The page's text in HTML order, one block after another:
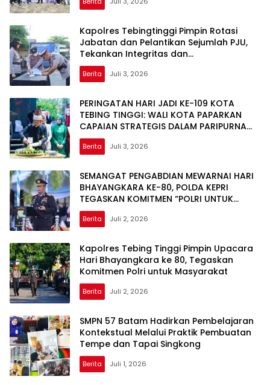
Kapolres Tebingtinggi Pimpin Rotasi
Jabatan dan Pelantikan Sejumlah PJU,
Tekankan Integritas dan
Profesionalisme Personel
Berita Juli 3, 2026
PERINGATAN HARI JADI KE-109 KOTA
TEBING TINGGI: WALI KOTA PAPARKAN
CAPAIAN STRATEGIS DALAM PARIPURNA
DPRD HINGGA PENYERAHAN BANTUAN
PERTANIAN DI HALAMAN BALAI KOTA
Berita Juli 3, 2026
SEMANGAT PENGABDIAN MEWARNAI HARI
BHAYANGKARA KE-80, POLDA KEPRI
TEGASKAN KOMITMEN “POLRI UNTUK
MASYARAKAT
Berita Juli 2, 2026
Kapolres Tebing Tinggi Pimpin Upacara
Hari Bhayangkara ke 80, Tegaskan
Komitmen Polri untuk Masyarakat
Berita Juli 2, 2026
SMPN 57 Batam Hadirkan Pembelajaran
Kontekstual Melalui Praktik Pembuatan
Tempe dan Tapai Singkong
Berita Juli 1, 2026